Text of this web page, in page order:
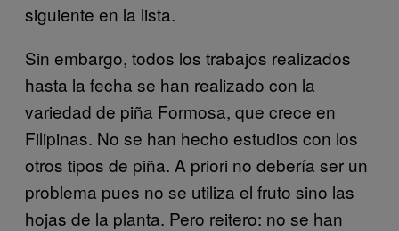
siguiente en la lista.
Sin embargo, todos los trabajos realizados
hasta la fecha se han realizado con la
variedad de piña Formosa, que crece en
Filipinas. No se han hecho estudios con los
otros tipos de piña. A priori no debería ser un
problema pues no se utiliza el fruto sino las
hojas de la planta. Pero reitero: no se han